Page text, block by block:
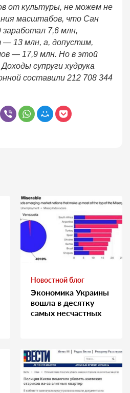
от культуры, не можем не
масштабов, что Сан
заработал 7,6 млн,
13 млн, а, допустим,
— 17,9 млн. Но в этой
супруги худрука
составили 212 708 344
Новостной блог
Экономика Украины
вошла в десятку
самых несчастных